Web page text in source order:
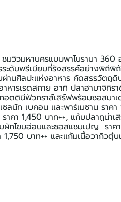
มวิวมหานครแบบพาโนรามา 360
ระดับพรีเมียมที่รังสรรค์อย่างพิถีพิ
านศิลปะแห่งอาหาร คัดสรรวัตถุ
หารเรดสกาย อาทิ ปลาฮามาจิทิ
อตตินีฟัวกราส์เสิร์ฟพร้อมซอสมา
ลนัท เบคอน และพาร์เมซาน ราค
คา 1,450 บาท++, แก้มปลาทูน่า
ผักโขมอ่อนและซอสแชมเปญ  รา
บาท++ และแก้มเนื้อวากิวตุ๋